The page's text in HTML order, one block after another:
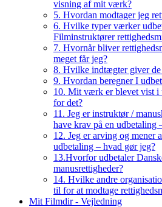
visning af mit værk?
5. Hvordan modtager jeg
6. Hvilke typer værker
Filminstruktører
7. Hvornår bliver
meget får jeg?
8. Hvilke indtægter giver
9. Hvordan beregner I
10. Mit værk er blevet vist i
for det?
11. Jeg er instruktør /
have krav på en udbetaling
12. Jeg er arving og mener
udbetaling – hvad gør jeg?
13.Hvorfor udbetaler
manusrettigheder?
14. Hvilke andre
til for at modtage
Mit Filmdir - Vejledning